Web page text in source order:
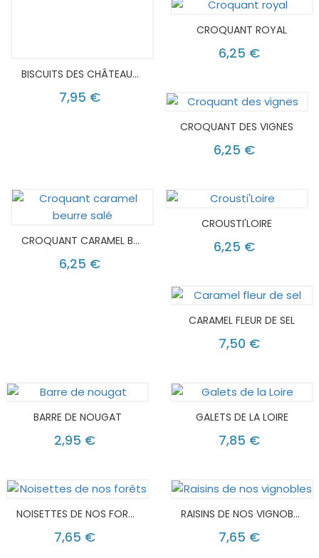
BISCUITS DES CHÂTEAUX MARBRÉ
7,95 €
CROQUANT ROYAL
6,25 €
CROQUANT DES VIGNES
6,25 €
CROQUANT CARAMEL BEURRE SALÉ
6,25 €
CROUSTI'LOIRE
6,25 €
CARAMEL FLEUR DE SEL
7,50 €
BARRE DE NOUGAT
2,95 €
GALETS DE LA LOIRE
7,85 €
NOISETTES DE NOS FORÊTS
7,65 €
RAISINS DE NOS VIGNOBLES
7,65 €